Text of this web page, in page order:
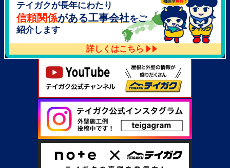
大阪府泉北郡忠岡町高月南3-14
TEL：072-521-2637
テイガクが長年にわたり
信頼関係がある工事会社をご
紹介します
詳しくはこちら